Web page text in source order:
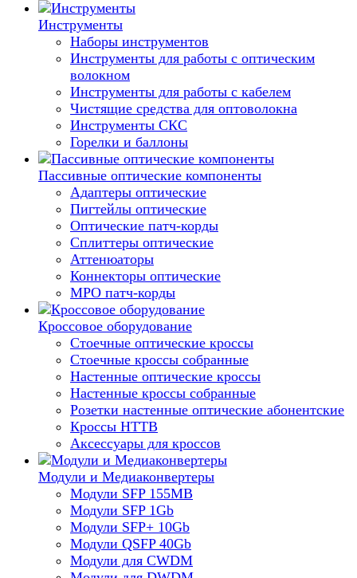
Инструменты
Наборы инструментов
Инструменты для работы с оптическим
волокном
Инструменты для работы с кабелем
Чистящие средства для оптоволокна
Инструменты СКС
Горелки и баллоны
Пассивные оптические компоненты
Адаптеры оптические
Пигтейлы оптические
Оптические патч-корды
Сплиттеры оптические
Аттенюаторы
Коннекторы оптические
MPO патч-корды
Кроссовое оборудование
Стоечные оптические кроссы
Стоечные кроссы собранные
Настенные оптические кроссы
Настенные кроссы собранные
Розетки настенные оптические абонентские
Кроссы HTTB
Аксессуары для кроссов
Модули и Медиаконвертеры
Модули SFP 155MB
Модули SFP 1Gb
Модули SFP+ 10Gb
Модули QSFP 40Gb
Модули для CWDM